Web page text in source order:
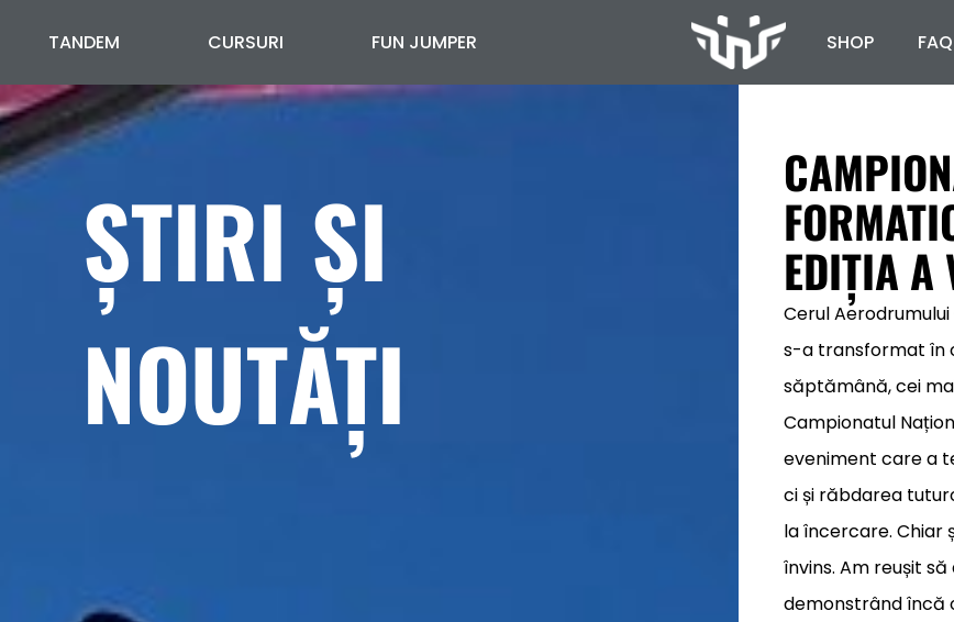
TANDEM CURSURI FUN JUMPER SHOP FAQ
ȘTIRI ȘI
NOUTĂȚI
EDIȚIA A
Cerul
s-a transformat în
săptămână, cei
Campionatul
eveniment care a
ci și răbdarea
la încercare. Chiar
învins. Am reușit
demonstrând încă